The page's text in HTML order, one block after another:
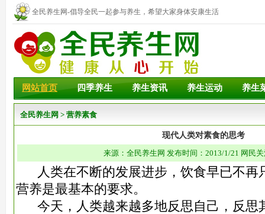
全民养生网-倡导全民一起参与养生，希望大家身体安康生活
幸福！
网站首页 四季养生 养生资讯 养生运动 养生
全民养生网 > 营养素食
现代人类对素食的思考
来源：全民养生网 发布时间：2013/1/21 网民
人类在不断的发展进步，饮食早已不再
营养是最基本的要求。
今天，人类越来越多地反思自己，反思